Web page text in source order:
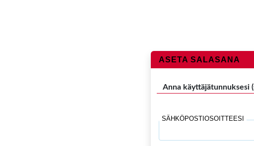
ASETA SALASANA
Anna käyttäjätunnuksesi
SÄHKÖPOSTIOSOITTEESI